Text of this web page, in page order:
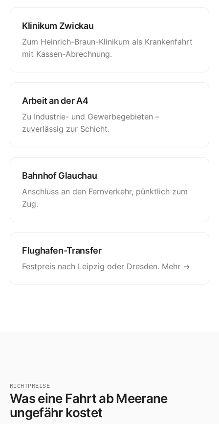
Klinikum Zwickau
Zum Heinrich-Braun-Klinikum als Krankenfahrt
mit Kassen-Abrechnung.
Arbeit an der A4
Zu Industrie- und Gewerbegebieten –
zuverlässig zur Schicht.
Bahnhof Glauchau
Anschluss an den Fernverkehr, pünktlich zum
Zug.
Flughafen-Transfer
Festpreis nach Leipzig oder Dresden. Mehr →
RICHTPREISE
Was eine Fahrt ab Meerane
ungefähr kostet